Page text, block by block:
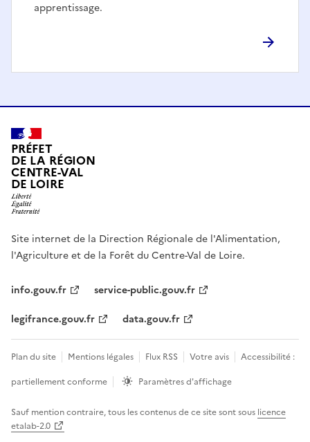
apprentissage.
PRÉFET
DE LA RÉGION
CENTRE-VAL
DE LOIRE
Site internet de la Direction Régionale de l'Alimentation,
l'Agriculture et de la Forêt du Centre-Val de Loire.
info.gouv.fr
service-public.gouv.fr
legifrance.gouv.fr
data.gouv.fr
Plan du site Mentions légales Flux RSS Votre avis
Accessibilité :
partiellement conforme
Paramètres d'affichage
Sauf mention contraire, tous les contenus de ce site sont sous licence
etalab-2.0